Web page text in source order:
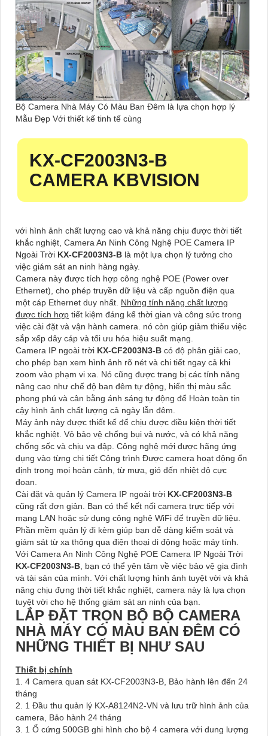
Bộ Camera Nhà Máy Có Màu Ban Đêm là lựa chọn hợp lý
Mẫu Đẹp Với thiết kế tinh tế cùng
KX-CF2003N3-B
CAMERA KBVISION
với hình ảnh chất lượng cao và khả năng chịu được thời tiết
khắc nghiệt, Camera An Ninh Công Nghệ POE Camera IP
Ngoài Trời KX-CF2003N3-B là một lựa chọn lý tưởng cho
việc giám sát an ninh hàng ngày.
Camera này được tích hợp công nghệ POE (Power over
Ethernet), cho phép truyền dữ liệu và cấp nguồn điện qua
một cáp Ethernet duy nhất. Những tính năng chất lượng
được tích hợp tiết kiệm đáng kể thời gian và công sức trong
việc cài đặt và vận hành camera. nó còn giúp giảm thiểu việc
sắp xếp dây cáp và tối ưu hóa hiệu suất mạng.
Camera IP ngoài trời KX-CF2003N3-B có độ phân giải cao,
cho phép bạn xem hình ảnh rõ nét và chi tiết ngay cả khi
zoom vào phạm vi xa. Nó cũng được trang bị các tính năng
nâng cao như chế độ ban đêm tự động, hiển thị màu sắc
phong phú và cân bằng ánh sáng tự động để Hoàn toàn tin
cậy hình ảnh chất lượng cả ngày lẫn đêm.
Máy ảnh này được thiết kế để chịu được điều kiện thời tiết
khắc nghiệt. Vỏ bảo vệ chống bụi và nước, và có khả năng
chống sốc và chịu va đập. Công nghệ mới được hãng ứng
dụng vào từng chi tiết Công trình Được camera hoạt động ổn
định trong mọi hoàn cảnh, từ mưa, gió đến nhiệt độ cực
đoan.
Cài đặt và quản lý Camera IP ngoài trời KX-CF2003N3-B
cũng rất đơn giản. Bạn có thể kết nối camera trực tiếp với
mạng LAN hoặc sử dụng công nghệ WiFi để truyền dữ liệu.
Phần mềm quản lý đi kèm giúp bạn dễ dàng kiểm soát và
giám sát từ xa thông qua điện thoại di động hoặc máy tính.
Với Camera An Ninh Công Nghệ POE Camera IP Ngoài Trời
KX-CF2003N3-B, bạn có thể yên tâm về việc bảo vệ gia đình
và tài sản của mình. Với chất lượng hình ảnh tuyệt vời và khả
năng chịu đựng thời tiết khắc nghiệt, camera này là lựa chọn
tuyệt vời cho hệ thống giám sát an ninh của bạn.
LẮP ĐẶT TRỌN BỘ BỘ CAMERA
NHÀ MÁY CÓ MÀU BAN ĐÊM CÓ
NHỮNG THIẾT BỊ NHƯ SAU
Thiết bị chính
1. 4 Camera quan sát KX-CF2003N3-B, Bảo hành lên đến 24
tháng
2. 1 Đầu thu quản lý KX-A8124N2-VN và lưu trữ hình ảnh của
camera, Bảo hành 24 tháng
3. 1 Ổ cứng 500GB ghi hình cho bộ 4 camera với dung lượng